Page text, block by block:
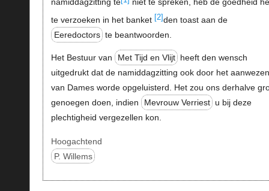
namiddagzitting te
niet te spreken, heb de goedheid
te verzoeken in het banket [2]den toast aan de
Eeredoctors te beantwoorden.
Het Bestuur van Met Tijd en Vlijt heeft den wensch
uitgedrukt dat de namiddagzitting ook door het aanwezen
van Dames worde opgeluisterd. Het zou ons derhalve
genoegen doen, indien
Mevrouw Verriest u bij deze
plechtigheid vergezellen kon.
Hoogachtend
P. Willems